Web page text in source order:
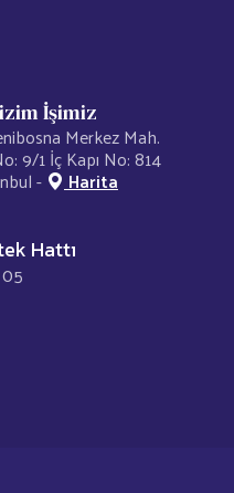
İşimiz
Merkez Mah.
9/1 İç Kapı No: 814
- Harita
Hattı